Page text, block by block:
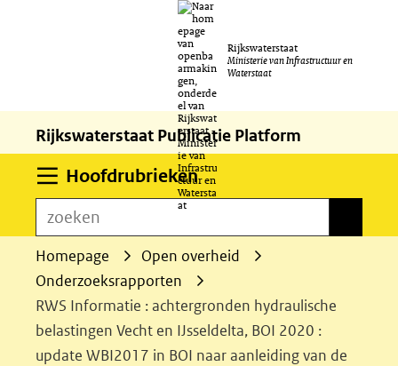
naar
de
inhoud
Rijkswaterstaat
Ministerie van Infrastructuur en
Waterstaat
Rijkswaterstaat Publicatie Platform
HoofdrubriekenUitklappen
zoeken
Homepage
Open overheid
Onderzoeksrapporten
RWS Informatie : achtergronden hydraulische
belastingen Vecht en IJsseldelta, BOI 2020 :
update WBI2017 in BOI naar aanleiding van de